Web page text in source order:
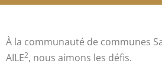
À la communauté de communes
AILE2, nous aimons les défis.